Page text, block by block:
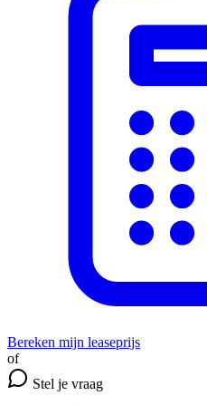
Bereken mijn leaseprijs
of
Stel je vraag